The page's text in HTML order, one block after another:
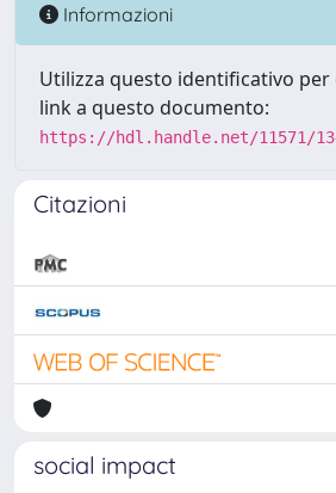
Informazioni
Utilizza questo identificativo
link a questo documento:
https://hdl.handle.net/11571/
Citazioni
social impact